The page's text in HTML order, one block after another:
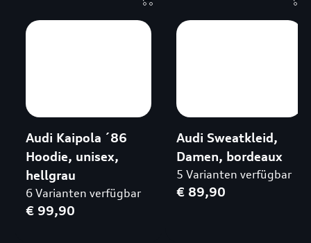
Audi Kaipola ´86
Hoodie, unisex,
hellgrau
6 Varianten verfügbar
€ 99,90
Audi Sweatkleid,
Damen, bordeaux
5 Varianten verfügbar
€ 89,90